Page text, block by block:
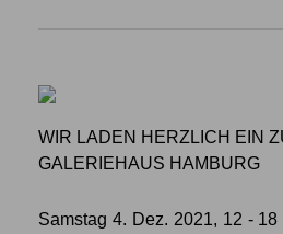
WIR LADEN HERZLICH EIN
GALERIEHAUS HAMBURG
Samstag 4. Dez. 2021, 12 -